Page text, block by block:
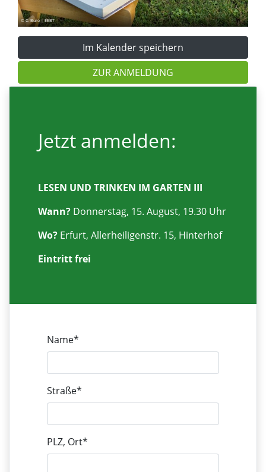
© C. Buro | EEBT
Im Kalender speichern
ZUR ANMELDUNG
Jetzt anmelden:
LESEN UND TRINKEN IM GARTEN III
Wann? Donnerstag, 15. August, 19.30 Uhr
Wo? Erfurt, Allerheiligenstr. 15, Hinterhof
Eintritt frei
Name*
Straße*
PLZ, Ort*